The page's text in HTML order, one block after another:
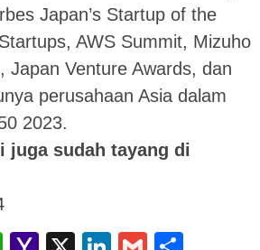
Japan’s Startup of the
AWS Summit, Mizuho
Japan Venture Awards, dan
perusahaan Asia dalam
2023.
juga sudah tayang di